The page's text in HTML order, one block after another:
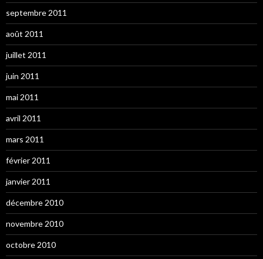
septembre 2011
août 2011
juillet 2011
juin 2011
mai 2011
avril 2011
mars 2011
février 2011
janvier 2011
décembre 2010
novembre 2010
octobre 2010